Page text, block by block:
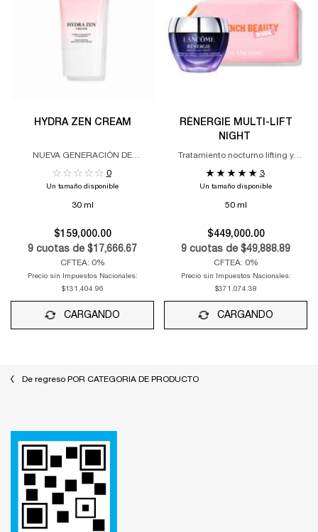
HYDRA ZEN CREAM
NUEVA GENERACIÓN DE
0
Un tamaño disponible
30 ml
$159,000.00
9 cuotas de $17,666.67
CFTEA: 0%
Precio sin Impuestos Nacionales:
$131,404.96
CARGANDO
RÉNERGIE MULTI-LIFT
NIGHT
Tratamiento nocturno lifting y
3
Un tamaño disponible
50 ml
$449,000.00
9 cuotas de $49,888.89
CFTEA: 0%
Precio sin Impuestos Nacionales:
$371,074.38
CARGANDO
De regreso POR CATEGORIA DE PRODUCTO